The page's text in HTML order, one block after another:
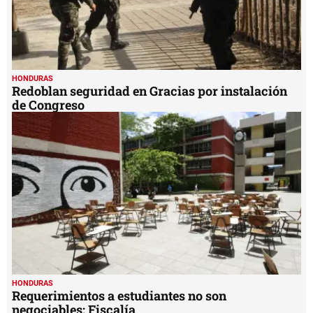
HONDURAS
Redoblan seguridad en Gracias por instalación
de Congreso
HONDURAS
Requerimientos a estudiantes no son
negociables: Fiscalía